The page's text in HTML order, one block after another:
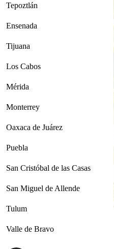
Tepoztlán
Ensenada
Tijuana
Los Cabos
Mérida
Monterrey
Oaxaca de Juárez
Puebla
San Cristóbal de las Casas
San Miguel de Allende
Tulum
Valle de Bravo